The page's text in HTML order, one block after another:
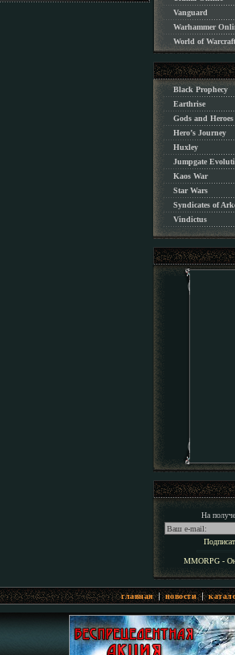
Vanguard
Warhammer
World of Warcraft
Black Prophecy
Earthrise
Gods and Heroes
Hero’s Journey
Huxley
Jumpgate
Kaos War
Star Wars
Syndicates of
Vindictus
На
MMORPG -
главная|новости|